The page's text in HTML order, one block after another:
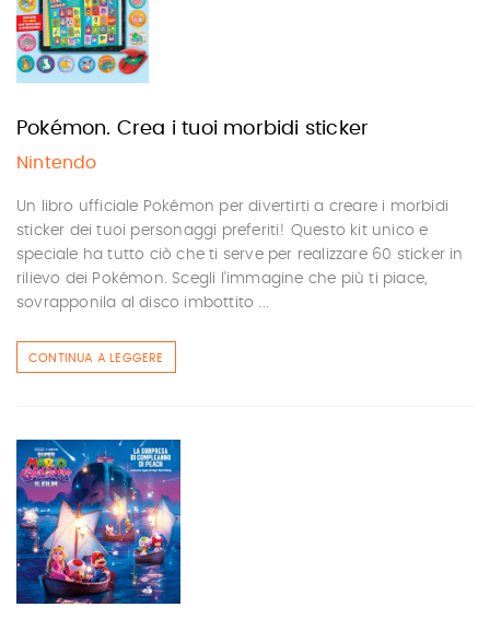
Pokémon. Crea i tuoi morbidi sticker
Nintendo
Un libro ufficiale Pokémon per divertirti a creare i morbidi
sticker dei tuoi personaggi preferiti! Questo kit unico e
speciale ha tutto ciò che ti serve per realizzare 60 sticker in
rilievo dei Pokémon. Scegli l'immagine che più ti piace,
sovrapponila al disco imbottito ...
CONTINUA A LEGGERE